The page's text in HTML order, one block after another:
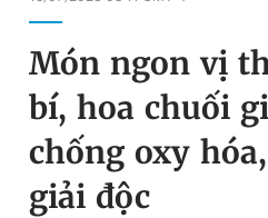
Chuyên mục
Chuyên mục khác
Chào ngày mới
Đổi mật khẩu
Tin đã lưu
Tin đã xem
Món ngon vị
bí, hoa chuối
chống oxy
giải độc